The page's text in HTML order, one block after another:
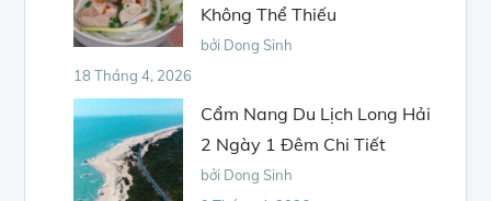
Không Thể Thiếu
bởi Dong Sinh
18 Tháng 4, 2026
Cẩm Nang Du Lịch Long Hải
2 Ngày 1 Đêm Chi Tiết
bởi Dong Sinh